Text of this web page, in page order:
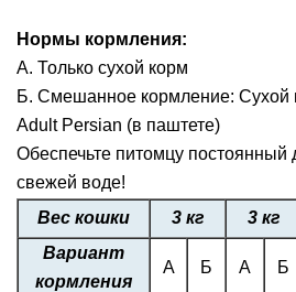
Нормы кормления:
А. Только сухой корм
Б. Смешанное кормление: Сухой
Adult Persian (в паштете)
Обеспечьте питомцу постоянный
свежей воде!
Вес кошки
3 кг 3 кг
Вариант
кормления
А Б А Б